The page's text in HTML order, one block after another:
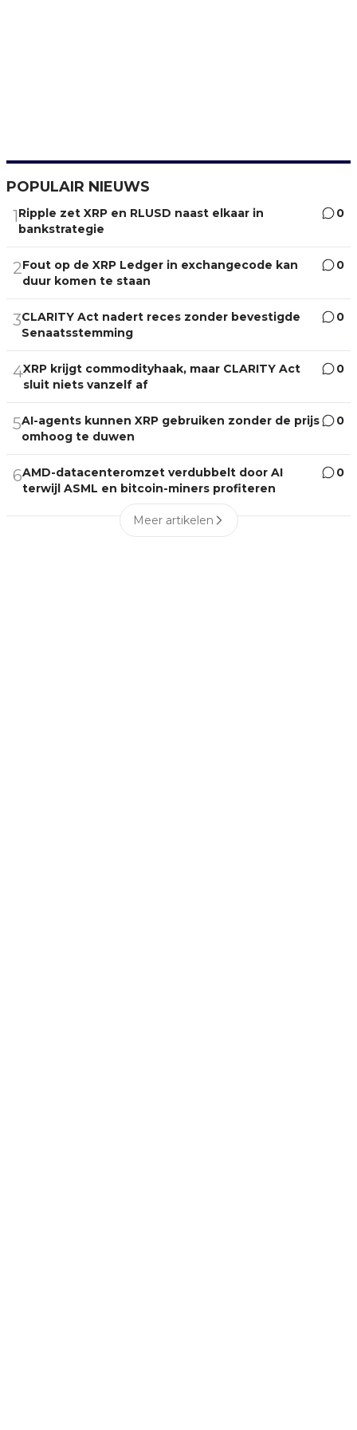
POPULAIR NIEUWS
1Ripple zet XRP en RLUSD naast elkaar in
bankstrategie
0
2Fout op de XRP Ledger in exchangecode kan
duur komen te staan
0
3CLARITY Act nadert reces zonder bevestigde
Senaatsstemming
0
4XRP krijgt commodityhaak, maar CLARITY Act
sluit niets vanzelf af
0
5AI-agents kunnen XRP gebruiken zonder de prijs
omhoog te duwen
0
6AMD-datacenteromzet verdubbelt door AI
terwijl ASML en bitcoin-miners profiteren
0
Meer artikelen